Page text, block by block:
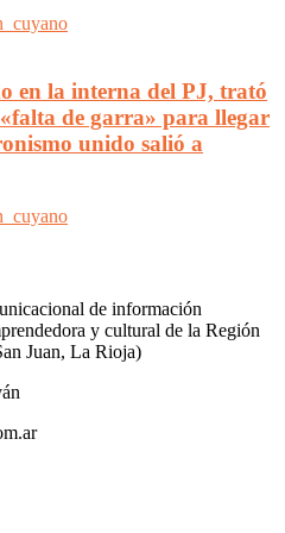
en la interna del PJ, trató
de garra» para llegar
unido salió a
de información
y cultural de la Región
Juan, La Rioja)